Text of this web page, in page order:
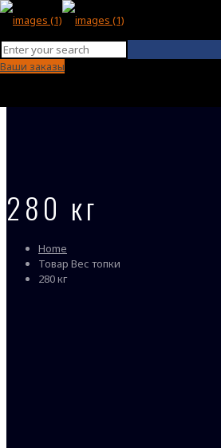
Ваши заказы
280 кг
Home
Товар Вес топки
280 кг